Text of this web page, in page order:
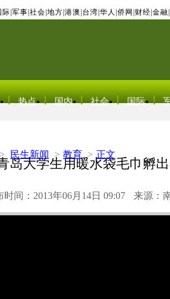
际 军事 社会 地方 港澳 台湾 华人 侨网 财经 金融
热点 国内 社会 国际
> 民生新闻 > 教育 > 正文
岛大学生用暖水袋毛巾孵
时间：2013年06月14日 09:07 来源：